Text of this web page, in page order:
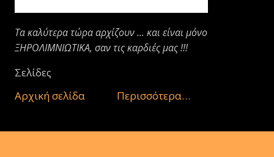
Τα καλύτερα τώρα αρχίζουν ... και είναι μόνο
ΞΗΡΟΛΙΜΝΙΩΤΙΚΑ, σαν τις καρδιές μας !!!
Σελίδες
Αρχική σελίδα
Περισσότερα…